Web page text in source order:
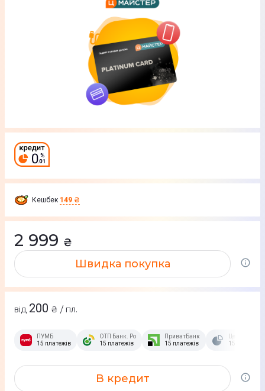
Кешбек 149 ₴
2 999 ₴
Швидка покупка
від 200 ₴ / пл.
ПУМБ
15 платежів
ОТП Банк. Розстрочка Скибочка.
15 платежів
ПриватБанк
15 платежів
15 платежів
В кредит